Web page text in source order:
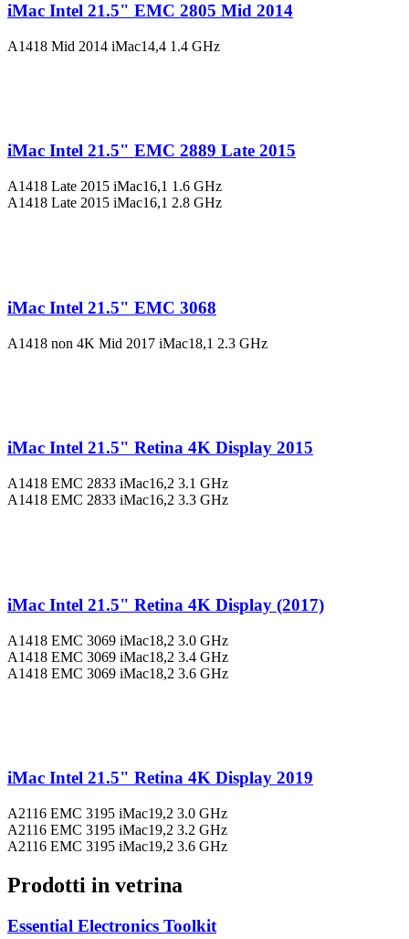
iMac Intel 21.5" EMC 2805 Mid 2014
A1418 Mid 2014 iMac14,4 1.4 GHz
iMac Intel 21.5" EMC 2889 Late 2015
A1418 Late 2015 iMac16,1 1.6 GHz
A1418 Late 2015 iMac16,1 2.8 GHz
iMac Intel 21.5" EMC 3068
A1418 non 4K Mid 2017 iMac18,1 2.3 GHz
iMac Intel 21.5" Retina 4K Display 2015
A1418 EMC 2833 iMac16,2 3.1 GHz
A1418 EMC 2833 iMac16,2 3.3 GHz
iMac Intel 21.5" Retina 4K Display (2017)
A1418 EMC 3069 iMac18,2 3.0 GHz
A1418 EMC 3069 iMac18,2 3.4 GHz
A1418 EMC 3069 iMac18,2 3.6 GHz
iMac Intel 21.5" Retina 4K Display 2019
A2116 EMC 3195 iMac19,2 3.0 GHz
A2116 EMC 3195 iMac19,2 3.2 GHz
A2116 EMC 3195 iMac19,2 3.6 GHz
Prodotti in vetrina
Essential Electronics Toolkit